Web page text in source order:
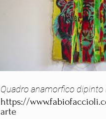
Quadro anamorfico dipinto
https://
arte